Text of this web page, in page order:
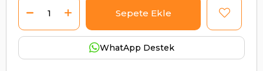
WhatApp Destek